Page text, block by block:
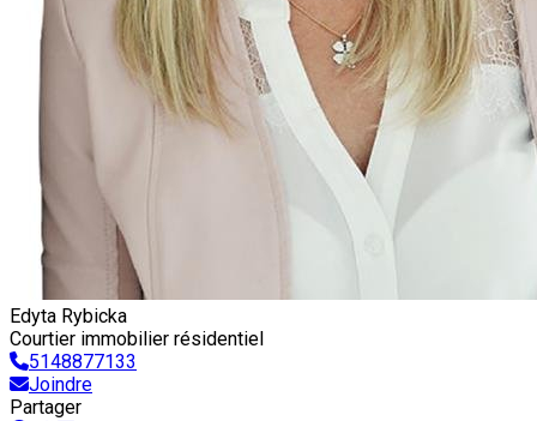
Edyta Rybicka
Courtier immobilier résidentiel
5148877133
Joindre
Partager